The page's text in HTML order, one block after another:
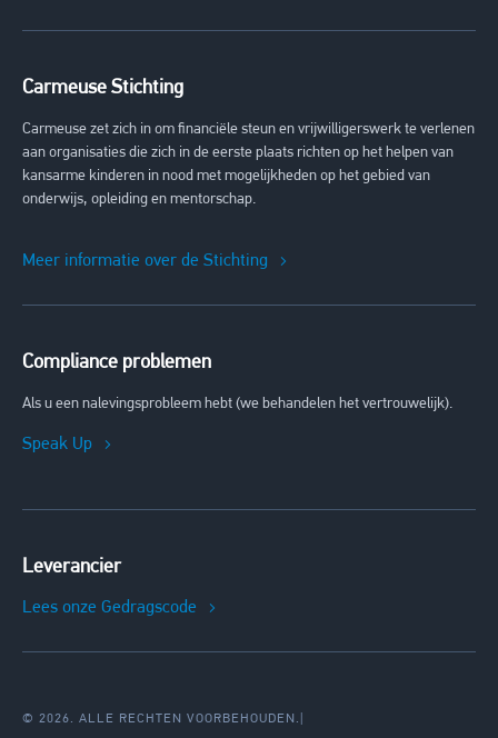
Carmeuse Stichting
Carmeuse zet zich in om financiële steun en vrijwilligerswerk te verlenen
aan organisaties die zich in de eerste plaats richten op het helpen van
kansarme kinderen in nood met mogelijkheden op het gebied van
onderwijs, opleiding en mentorschap.
Meer informatie over de Stichting
Compliance problemen
Als u een nalevingsprobleem hebt (we behandelen het vertrouwelijk).
Speak Up
Leverancier
Lees onze Gedragscode
© 2026. ALLE RECHTEN VOORBEHOUDEN.